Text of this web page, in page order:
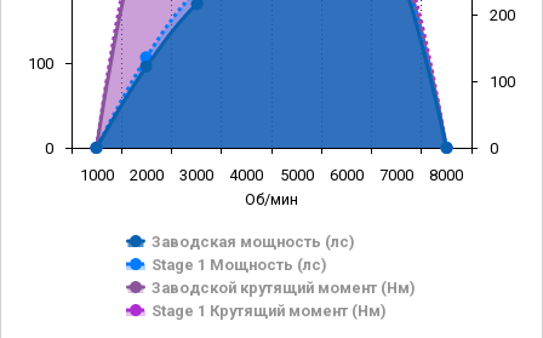
Об/мин
Заводская мощность (лс)
Stage 1 Мощность (лс)
Заводской крутящий момент (Нм)
Stage 1 Крутящий момент (Нм)
1000 2000 3000 4000 5000 6000 7000 8000
0
100
0
100
200